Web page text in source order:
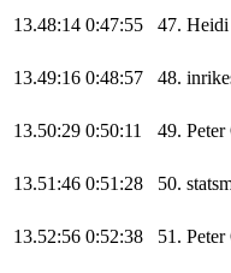
13.48:14 0:47:55 47. Heidi
13.49:16 0:48:57 48.
13.50:29 0:50:11 49. Peter
13.51:46 0:51:28 50.
13.52:56 0:52:38 51. Peter